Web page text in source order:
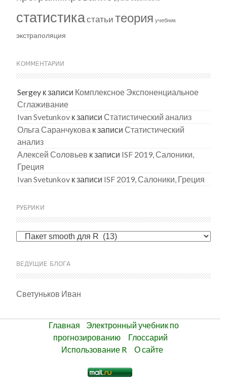
статистикастатьи теория учебник
экстраполяция
КОММЕНТАРИИ
Sergey к записи Комплексное Экспоненциальное
Сглаживание
Ivan Svetunkov к записиСтатистический анализ
Ольга Саранчукова к записиСтатистический
анализ
Алексей Соловьев к записи ISF 2019, Салоники,
Греция
Ivan Svetunkov к записи ISF 2019, Салоники, Греция
РУБРИКИ
Рубрики
ВЕДУЩИЕ БЛОГА
Светуньков Иван
Главная
Электронный учебник по
прогнозированию
Глоссарий
Использование R
О сайте